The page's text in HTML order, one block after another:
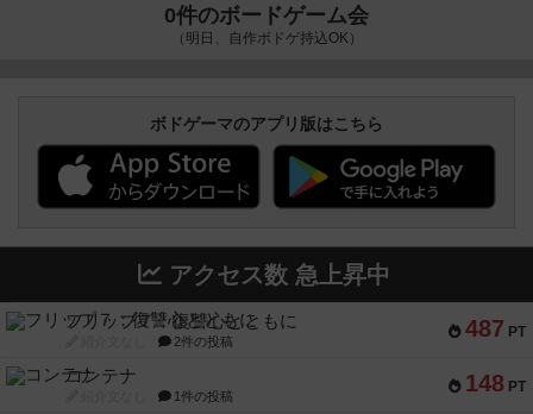
0件のボードゲーム会
（明日、自作ボドゲ持込OK）
ボドゲーマのアプリ版はこちら
アクセス数 急上昇中
487 PT
フリップ７：復讐心とともに
2件の投稿
148 PT
コンテナ
1件の投稿